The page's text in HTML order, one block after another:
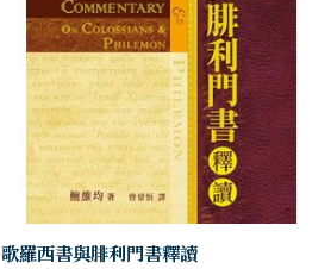
歌羅西書與腓利門書釋讀